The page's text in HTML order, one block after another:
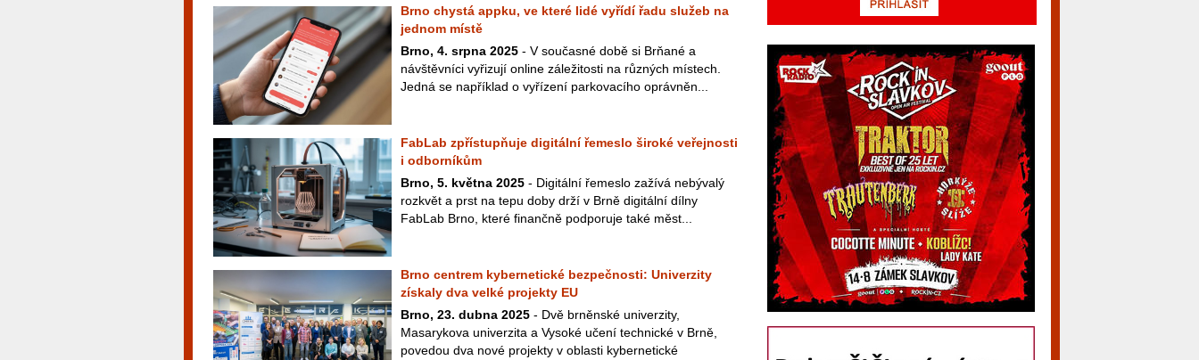
Brno chystá appku, ve které lidé vyřídí řadu služeb na
jednom místě
Brno, 4. srpna 2025 - V současné době si Brňané a
návštěvníci vyřizují online záležitosti na různých místech.
Jedná se například o vyřízení parkovacího oprávněn...
FabLab zpřístupňuje digitální řemeslo široké veřejnosti
i odborníkům
Brno, 5. května 2025 - Digitální řemeslo zažívá nebývalý
rozkvět a prst na tepu doby drží v Brně digitální dílny
FabLab Brno, které finančně podporuje také měst...
Brno centrem kybernetické bezpečnosti: Univerzity
získaly dva velké projekty EU
Brno, 23. dubna 2025 - Dvě brněnské univerzity,
Masarykova univerzita a Vysoké učení technické v Brně,
povedou dva nové projekty v oblasti kybernetické